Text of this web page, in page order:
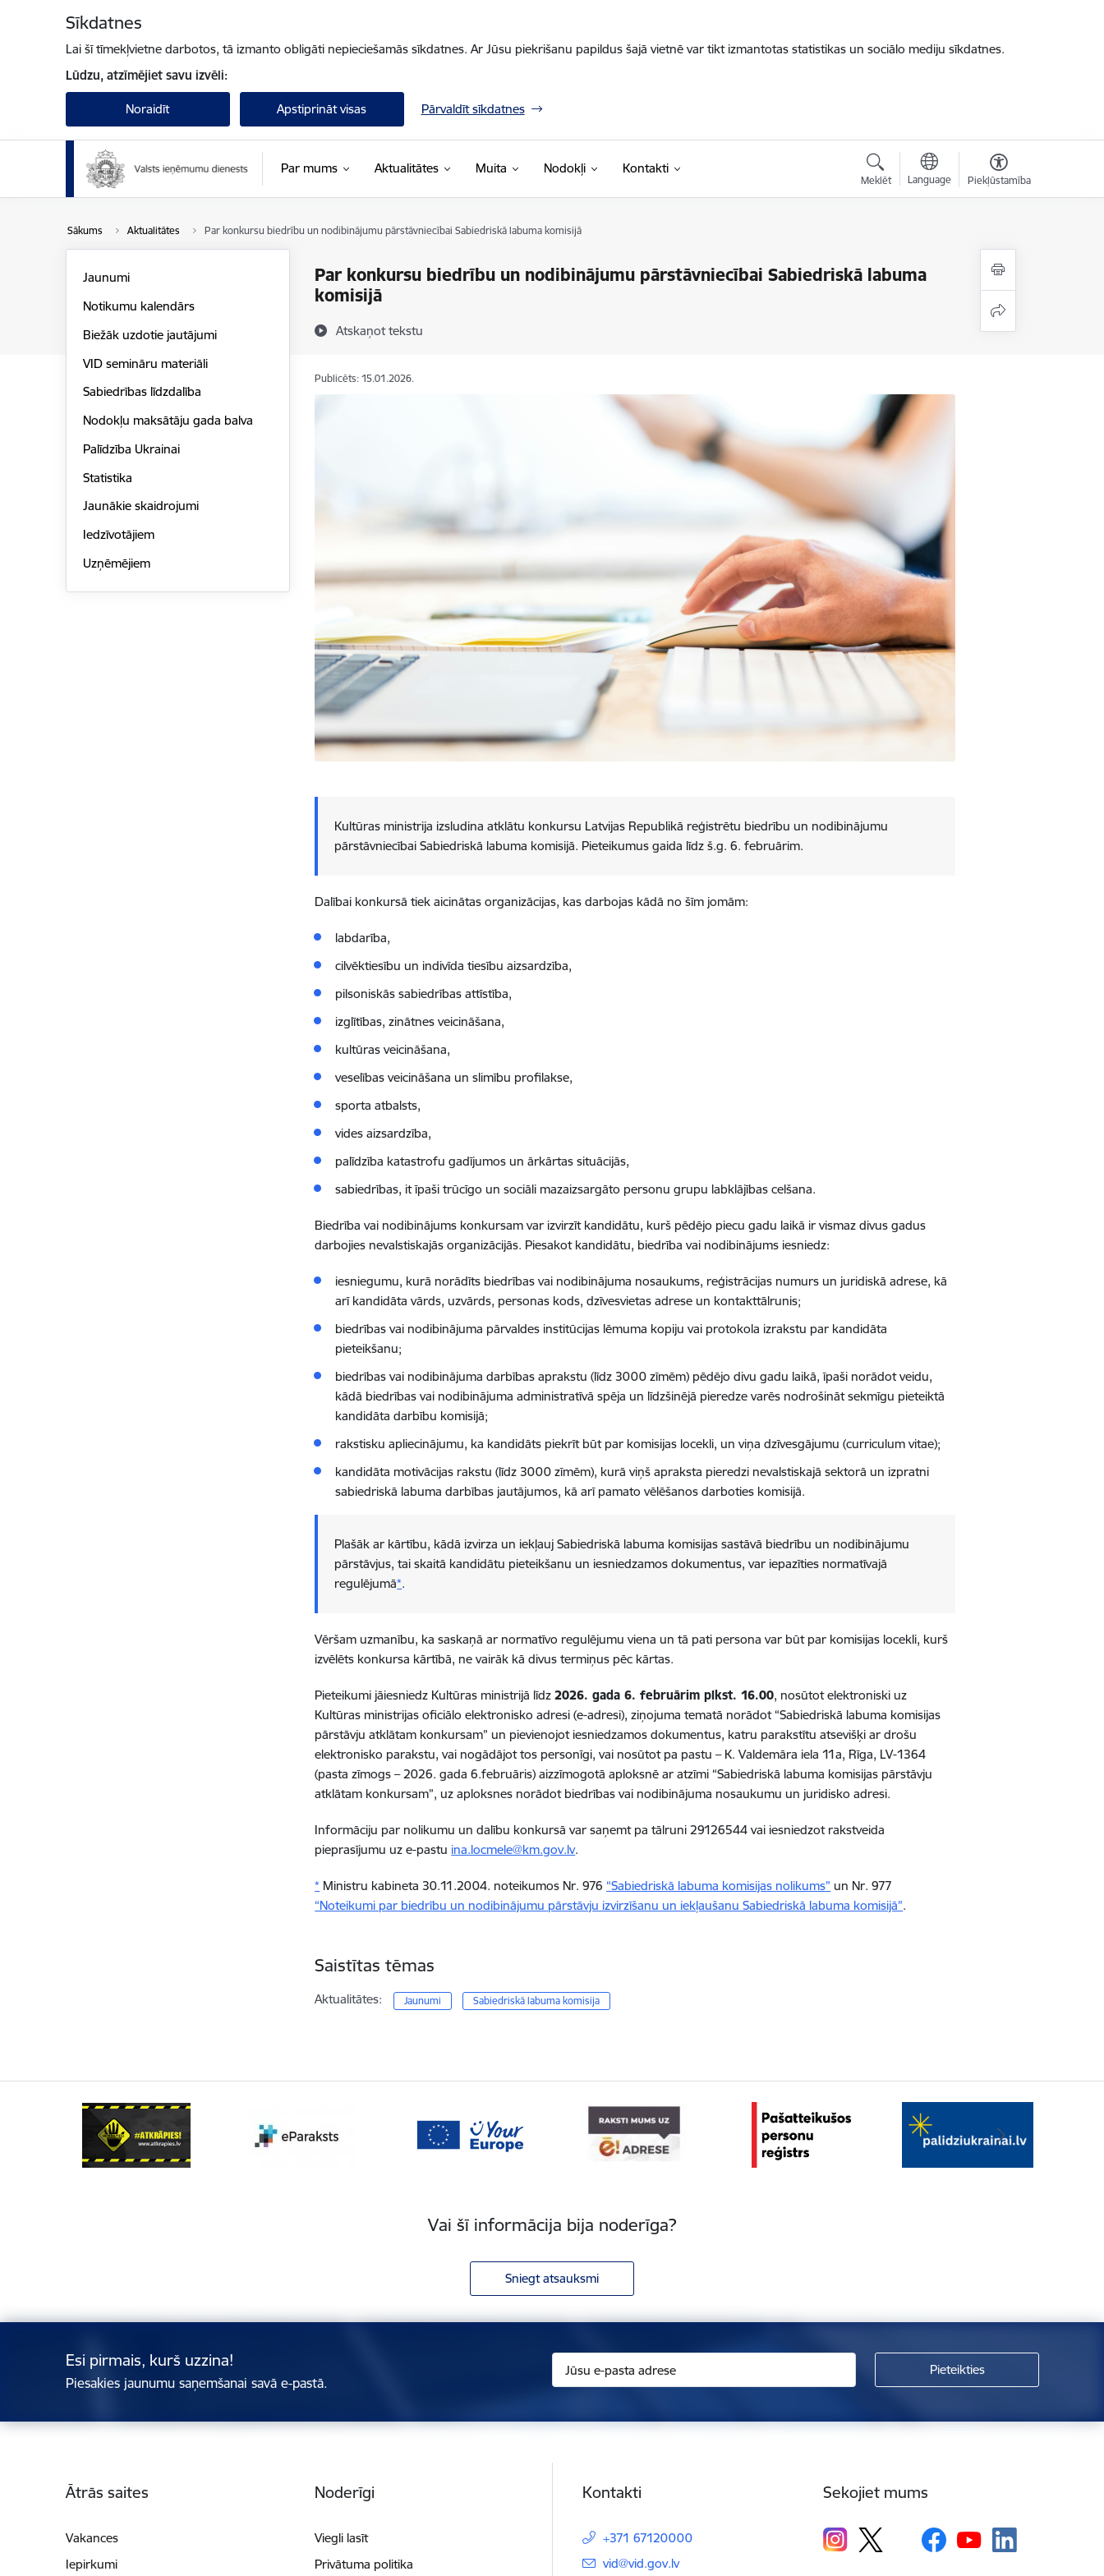
Sīkdatnes
Lai šī tīmekļvietne darbotos, tā izmanto obligāti nepieciešamās sīkdatnes. Ar Jūsu piekrišanu papildus šajā vietnē var tikt izmantotas statistikas un sociālo mediju sīkdatnes.
Lūdzu, atzīmējiet savu izvēli:
Noraidīt Apstiprināt visas Pārvaldīt sīkdatnes
Par mums Aktualitātes Muita Nodokļi Kontakti
Meklēt Language Piekļūstamība
Sākums Aktualitātes Par konkursu biedrību un nodibinājumu pārstāvniecībai Sabiedriskā labuma komisijā
Par konkursu biedrību un nodibinājumu pārstāvniecībai Sabiedriskā labuma
komisijā
Atskaņot tekstu
Jaunumi
Notikumu kalendārs
Biežāk uzdotie jautājumi
VID semināru materiāli
Sabiedrības līdzdalība
Nodokļu maksātāju gada balva
Palīdzība Ukrainai
Statistika
Jaunākie skaidrojumi
Iedzīvotājiem
Uzņēmējiem
Publicēts: 15.01.2026.
Kultūras ministrija izsludina atklātu konkursu Latvijas Republikā reģistrētu biedrību un nodibinājumu
pārstāvniecībai Sabiedriskā labuma komisijā. Pieteikumus gaida līdz š.g. 6. februārim.
Dalībai konkursā tiek aicinātas organizācijas, kas darbojas kādā no šīm jomām:
labdarība,
cilvēktiesību un indivīda tiesību aizsardzība,
pilsoniskās sabiedrības attīstība,
izglītības, zinātnes veicināšana,
kultūras veicināšana,
veselības veicināšana un slimību profilakse,
sporta atbalsts,
vides aizsardzība,
palīdzība katastrofu gadījumos un ārkārtas situācijās,
sabiedrības, it īpaši trūcīgo un sociāli mazaizsargāto personu grupu labklājības celšana.
Biedrība vai nodibinājums konkursam var izvirzīt kandidātu, kurš pēdējo piecu gadu laikā ir vismaz divus gadus
darbojies nevalstiskajās organizācijās. Piesakot kandidātu, biedrība vai nodibinājums iesniedz:
iesniegumu, kurā norādīts biedrības vai nodibinājuma nosaukums, reģistrācijas numurs un juridiskā adrese, kā
arī kandidāta vārds, uzvārds, personas kods, dzīvesvietas adrese un kontakttālrunis;
biedrības vai nodibinājuma pārvaldes institūcijas lēmuma kopiju vai protokola izrakstu par kandidāta
pieteikšanu;
biedrības vai nodibinājuma darbības aprakstu (līdz 3000 zīmēm) pēdējo divu gadu laikā, īpaši norādot veidu,
kādā biedrības vai nodibinājuma administratīvā spēja un līdzšinējā pieredze varēs nodrošināt sekmīgu pieteiktā
kandidāta darbību komisijā;
rakstisku apliecinājumu, ka kandidāts piekrīt būt par komisijas locekli, un viņa dzīvesgājumu (curriculum vitae);
kandidāta motivācijas rakstu (līdz 3000 zīmēm), kurā viņš apraksta pieredzi nevalstiskajā sektorā un izpratni
sabiedriskā labuma darbības jautājumos, kā arī pamato vēlēšanos darboties komisijā.
Plašāk ar kārtību, kādā izvirza un iekļauj Sabiedriskā labuma komisijas sastāvā biedrību un nodibinājumu
pārstāvjus, tai skaitā kandidātu pieteikšanu un iesniedzamos dokumentus, var iepazīties normatīvajā
regulējumā*.
Vēršam uzmanību, ka saskaņā ar normatīvo regulējumu viena un tā pati persona var būt par komisijas locekli, kurš
izvēlēts konkursa kārtībā, ne vairāk kā divus termiņus pēc kārtas.
Pieteikumi jāiesniedz Kultūras ministrijā līdz2026. gada 6. februārim plkst. 16.00, nosūtot elektroniski uz
Kultūras ministrijas oficiālo elektronisko adresi (e-adresi), ziņojuma tematā norādot “Sabiedriskā labuma komisijas
pārstāvju atklātam konkursam” un pievienojot iesniedzamos dokumentus, katru parakstītu atsevišķi ar drošu
elektronisko parakstu, vai nogādājot tos personīgi, vai nosūtot pa pastu – K. Valdemāra iela 11a, Rīga, LV-1364
(pasta zīmogs – 2026. gada 6.februāris) aizzīmogotā aploksnē ar atzīmi “Sabiedriskā labuma komisijas pārstāvju
atklātam konkursam”, uz aploksnes norādot biedrības vai nodibinājuma nosaukumu un juridisko adresi.
Informāciju par nolikumu un dalību konkursā var saņemt pa tālruni 29126544 vai iesniedzot rakstveida
pieprasījumu uz e-pastu ina.locmele@km.gov.lv.
* Ministru kabineta 30.11.2004. noteikumos Nr. 976 “Sabiedriskā labuma komisijas nolikums” un Nr. 977
“Noteikumi par biedrību un nodibinājumu pārstāvju izvirzīšanu un iekļaušanu Sabiedriskā labuma komisijā”.
Saistītas tēmas
Aktualitātes: Jaunumi Sabiedriskā labuma komisija
Vai šī informācija bija noderīga?
Sniegt atsauksmi
Esi pirmais, kurš uzzina!
Piesakies jaunumu saņemšanai savā e-pastā.
Ātrās saites
Vakances
Iepirkumi
Noderīgi
Viegli lasīt
Privātuma politika
Kontakti
+371 67120000
E-pasts:
vid@vid.gov.lv
Sekojiet mums